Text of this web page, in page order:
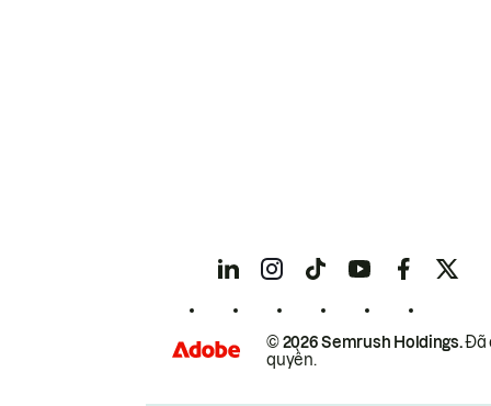
© 2026 Semrush Holdings.Đã
quyền.